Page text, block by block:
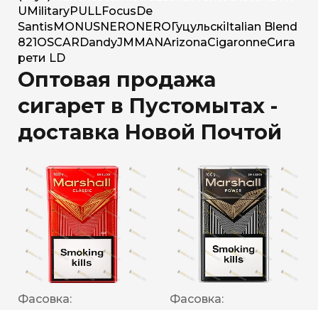
U MilitaryPULLFocus De
Santis MONUSNERO NERO Гуцульскі Italian Blend
821 OSCAR DandyJM MANArizonaCigaronneСига
рети LD
Оптовая продажа
сигарет в Пустомытах -
доставка Новой Почтой
Фасовка:
Фасовка: